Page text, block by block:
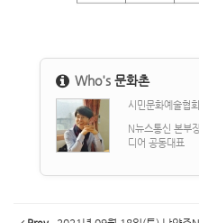
Who's 문화촌
시민문화예술협
N뉴스통신 본부
디어 공동대표